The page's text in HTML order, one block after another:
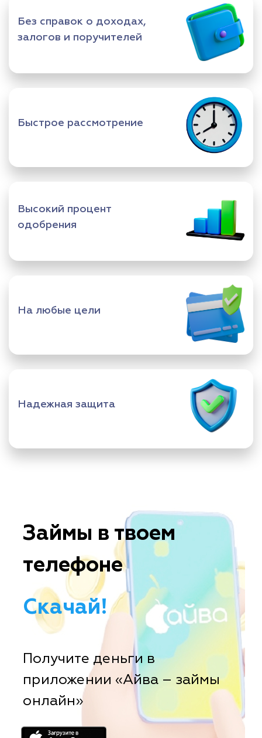
Без справок о доходах,
залогов и поручителей
Быстрое рассмотрение
Высокий процент
одобрения
На любые цели
Надежная защита
Займы в твоем
телефоне
Скачай!
Получите деньги в
приложении «Айва – займы
онлайн»